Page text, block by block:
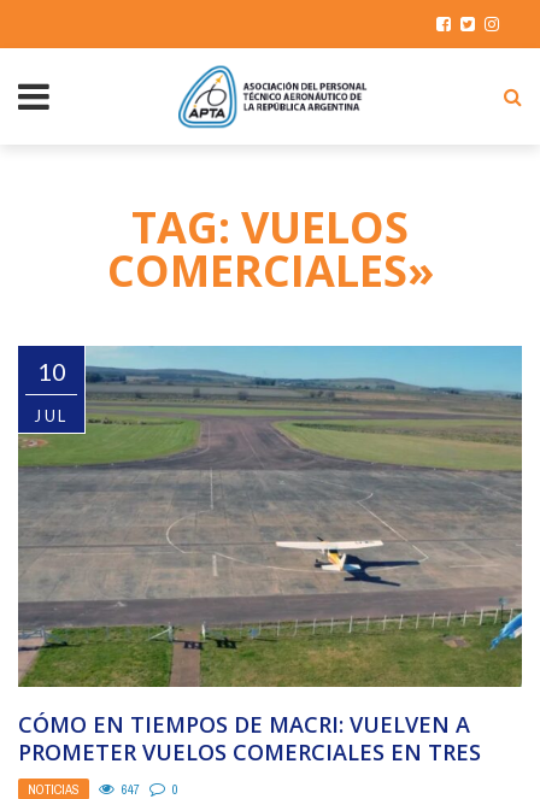
TAG: VUELOS
COMERCIALES»
10
JUL
CÓMO EN TIEMPOS DE MACRI: VUELVEN A
PROMETER VUELOS COMERCIALES EN TRES
CIUDADES BONAERENSES
NOTICIAS 647 0